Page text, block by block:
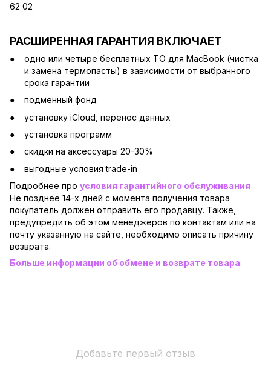
62 02
РАСШИРЕННАЯ ГАРАНТИЯ ВКЛЮЧАЕТ
одно или четыре бесплатных ТО для MacBook (чистка
и замена термопасты) в зависимости от выбранного
срока гарантии
подменный фонд
установку iCloud, перенос данных
установка программ
скидки на аксессуары 20-30%
выгодные условия trade-in
Подробнее про условия гарантийного обслуживания
Не позднее 14-х дней с момента получения товара
покупатель должен отправить его продавцу. Также,
предупредить об этом менеджеров по контактам или на
почту указанную на сайте, необходимо описать причину
возврата.
Больше информации об обмене и возврате товара
Добавьте первый отзыв